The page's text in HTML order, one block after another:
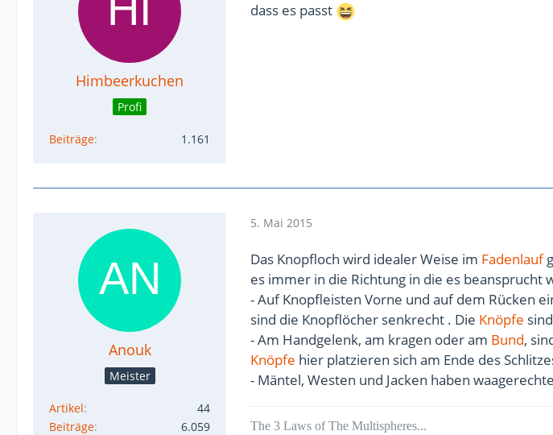
Himbeerkuchen
Profi
Beiträge 1.161
dass es passt
Anouk
Meister
Artikel
44
Beiträge
6.059
5. Mai 2015
Das Knopfloch wird idealer Weise im Fadenlauf
es immer in die Richtung in die es beansprucht
- Auf Knopfleisten Vorne und auf dem Rücken
sind die Knopflöcher senkrecht . Die Knöpfe
- Am Handgelenk, am kragen oder am Bund,
Knöpfe hier platzieren sich am Ende des
- Mäntel, Westen und Jacken haben waagerechte
The 3 Laws of The Multispheres...